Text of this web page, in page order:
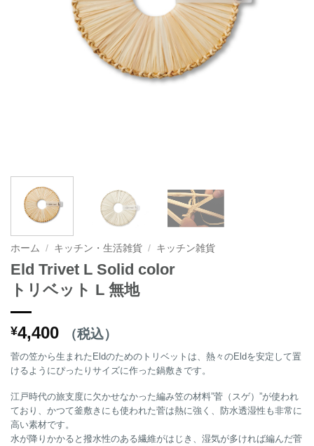
ホーム / キッチン・生活雑貨 / キッチン雑貨
Eld Trivet L Solid color
トリベット L 無地
¥4,400 （税込）
菅の笠から生まれたEldのためのトリベットは、熱々のEldを安定して置
けるようにぴったりサイズに作った鍋敷きです。
江戸時代の旅支度に欠かせなかった編み笠の材料”菅（スゲ）”が使われ
ており、かつて釜敷きにも使われた菅は熱に強く、防水透湿性も非常に
高い素材です。
水が降りかかると撥水性のある繊維がはじき、湿気が多ければ編んだ菅